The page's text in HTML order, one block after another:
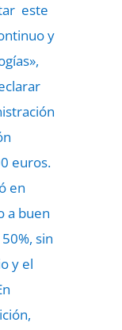
este
y
euros.
en
a buen
sin
y el